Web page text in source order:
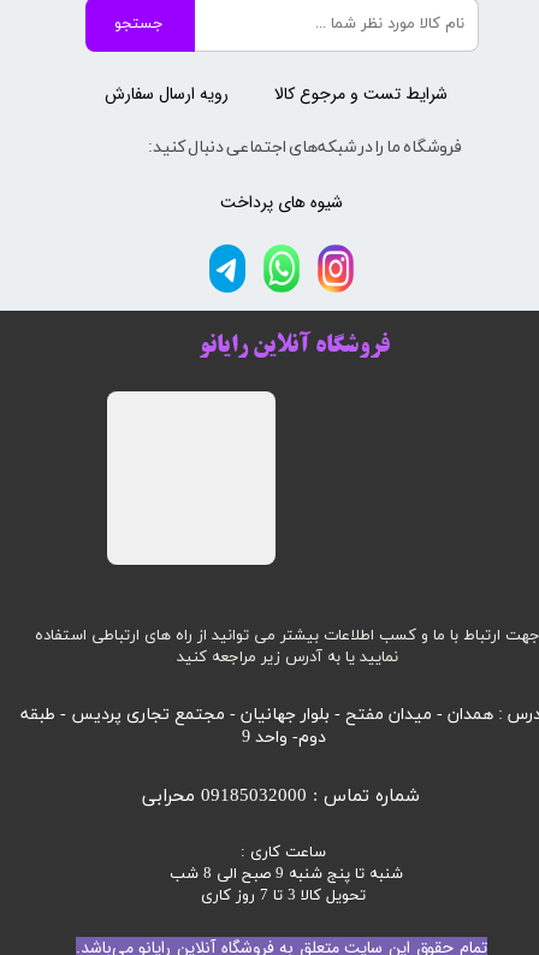
تمام حقوق این سایت متعلق به فروشگاه آنلاین رایانو می‌باشد.
جهت ارتباط با ما و کسب اطلاعات بیشتر می توانید از راه های ارتباطی استفاده
نمایید یا به آدرس زیر مراجعه کنید
: همدان - میدان مفتح - بلوار جهانیان - مجتمع تجاری پردیس - طبقه
دوم- واحد 9
ساعت کاری :
شنبه تا پنج شنبه 9 صبح الی 8 شب
تحویل کالا 3 تا 7 روز کاری
شماره تماس : 09185032000 محرابی
فروشگاه آنلاین رایانو
جستجو
فروشگاه ما را در شبکه‌های اجتماعی دنبال کنید:
رویه ارسال سفارش
شیوه های پرداخت
شرایط تست و مرجوع کالا